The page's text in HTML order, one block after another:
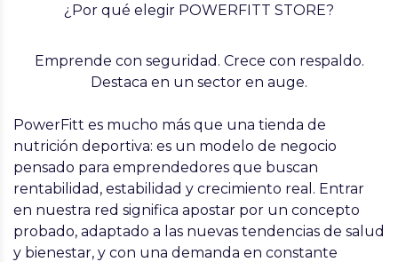
¿Por qué elegir POWERFITT STORE?
Emprende con seguridad. Crece con respaldo.
Destaca en un sector en auge.
PowerFitt es mucho más que una tienda de
nutrición deportiva: es un modelo de negocio
pensado para emprendedores que buscan
rentabilidad, estabilidad y crecimiento real . Entrar
en nuestra red significa apostar por un concepto
probado, adaptado a las nuevas tendencias de salud
y bienestar, y con una demanda en constante